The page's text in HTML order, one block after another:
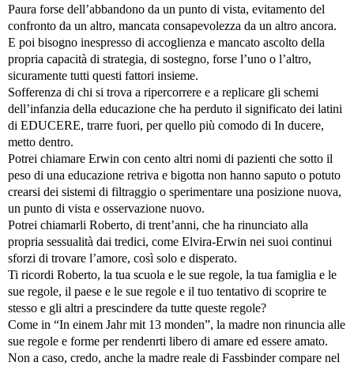
Paura forse dell’abbandono da un punto di vista, evitamento del
confronto da un altro, mancata consapevolezza da un altro ancora.
E poi bisogno inespresso di accoglienza e mancato ascolto della
propria capacità di strategia, di sostegno, forse l’uno o l’altro,
sicuramente tutti questi fattori insieme.
Sofferenza di chi si trova a ripercorrere e a replicare gli schemi
dell’infanzia della educazione che ha perduto il significato dei latini
di EDUCERE, trarre fuori, per quello più comodo di In ducere,
metto dentro.
Potrei chiamare Erwin con cento altri nomi di pazienti che sotto il
peso di una educazione retriva e bigotta non hanno saputo o potuto
crearsi dei sistemi di filtraggio o sperimentare una posizione nuova,
un punto di vista e osservazione nuovo.
Potrei chiamarli Roberto, di trent’anni, che ha rinunciato alla
propria sessualità dai tredici, come Elvira-Erwin nei suoi continui
sforzi di trovare l’amore, così solo e disperato.
Ti ricordi Roberto, la tua scuola e le sue regole, la tua famiglia e le
sue regole, il paese e le sue regole e il tuo tentativo di scoprire te
stesso e gli altri a prescindere da tutte queste regole?
Come in “In einem Jahr mit 13 monden”, la madre non rinuncia alle
sue regole e forme per rendenrti libero di amare ed essere amato.
Non a caso, credo, anche la madre reale di Fassbinder compare nel